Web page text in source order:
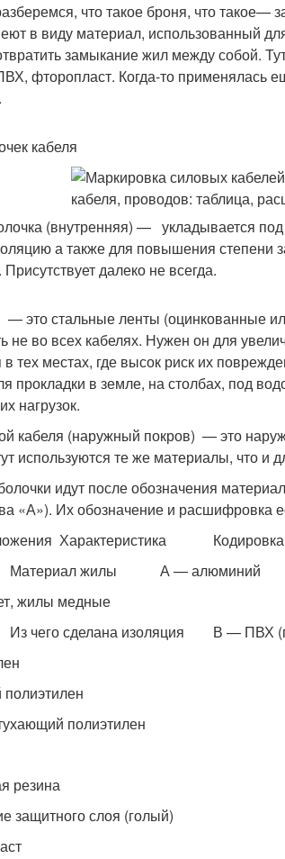
что такое броня, что такое—
в виду материал, использованный
замыкание жил между собой.
фторопласт. Когда-то применялась
кабеля
(внутренняя) — укладывается
а также для повышения степени
далеко не всегда.
это стальные ленты (оцинкованные
не во всех кабелях. Нужен он для
в тех местах, где высок риск их
прокладки в земле, на столбах, под
нагрузок.
кабеля (наружный покров) — это
используются те же материалы, что и
идут после обозначения
«А»). Их обозначение и расшифровка
Характеристика Кодировка
Материал жилы А — алюминий
жилы медные
чего сделана изоляция В — ПВХ
полиэтилен
резина
защитного слоя (голый)